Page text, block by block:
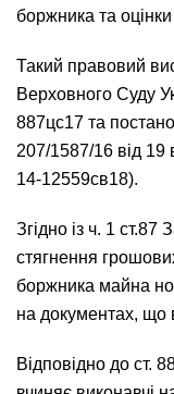
боржника та
Такий правовий
Верховного Суду
887цс17 та
207/1587/16 від
14-12559св18).
Згідно із ч. 1 ст.87
стягнення
боржника майна
на документах, що
Відповідно до ст.